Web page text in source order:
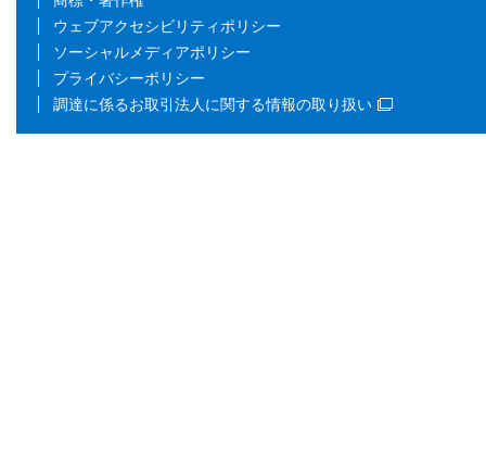
ウェブアクセシビリティポリシー
ソーシャルメディアポリシー
プライバシーポリシー
調達に係るお取引法人に関する情報の取り扱い